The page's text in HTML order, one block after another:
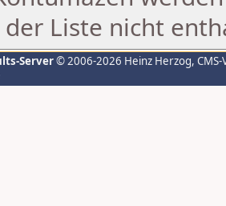
Liste nicht
Server© 2006-2026 Heinz Herzog,